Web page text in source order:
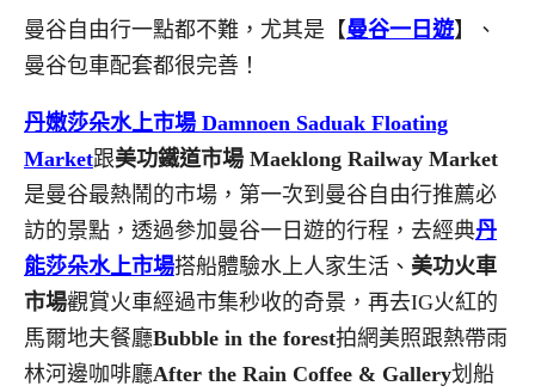
曼谷自由行一點都不難，尤其是【曼谷一日遊】、
曼谷包車配套都很完善！
丹嫩莎朵水上市場 Damnoen Saduak Floating
Market跟美功鐵道市場 Maeklong Railway Market
是曼谷最熱鬧的市場，第一次到曼谷自由行推薦必
訪的景點，透過參加曼谷一日遊的行程，去經典丹
能莎朵水上市場搭船體驗水上人家生活、 美功火車
市場觀賞火車經過市集秒收的奇景，再去IG火紅的
馬爾地夫餐廳Bubble in the forest拍網美照跟熱帶雨
林河邊咖啡廳After the Rain Coffee & Gallery划船